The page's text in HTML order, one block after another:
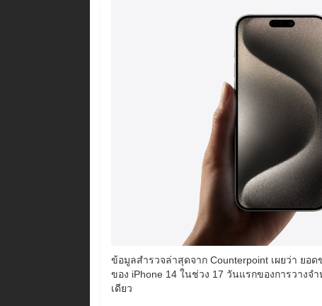
ข้อมูลสำรวจล่าสุดจาก Counterpoint เผยว่า ยอ
ของ iPhone 14 ในช่วง 17 วันแรกของการวางจ
เดียว